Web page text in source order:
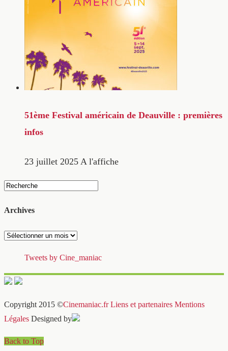
51ème Festival américain de Deauville : premières
infos
23 juillet 2025 A l'affiche
Archives
Archives
Tweets by Cine_maniac
Copyright 2015 ©Cinemaniac.fr Liens et partenaires Mentions
Légales Designed by
Back to Top